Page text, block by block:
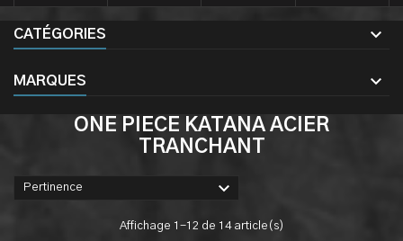
CATÉGORIES
MARQUES
ONE PIECE KATANA ACIER
TRANCHANT
Pertinence 
Affichage 1-12 de 14 article(s)